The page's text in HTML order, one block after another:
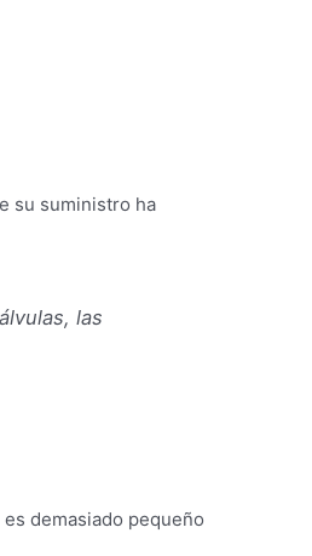
su suministro ha
las
demasiado pequeño